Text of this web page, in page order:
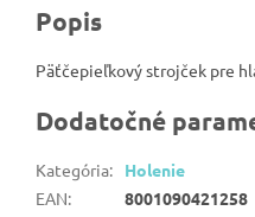
Popis
Päťčepieľkový strojček pre
Dodatočné
Kategória:
Holenie
EAN: 8001090421258